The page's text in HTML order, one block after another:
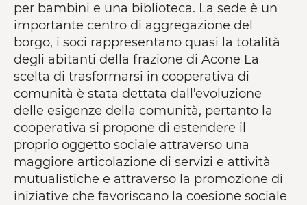
per bambini e una biblioteca. La sede è un
importante centro di aggregazione del
borgo, i soci rappresentano quasi la totalità
degli abitanti della frazione di Acone La
scelta di trasformarsi in cooperativa di
comunità è stata dettata dall’evoluzione
delle esigenze della comunità, pertanto la
cooperativa si propone di estendere il
proprio oggetto sociale attraverso una
maggiore articolazione di servizi e attività
mutualistiche e attraverso la promozione di
iniziative che favoriscano la coesione sociale